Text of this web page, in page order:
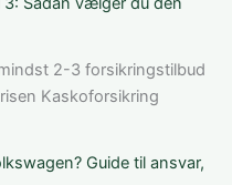
2-3 forsikringstilbud
Kaskoforsikring
Guide til ansvar,